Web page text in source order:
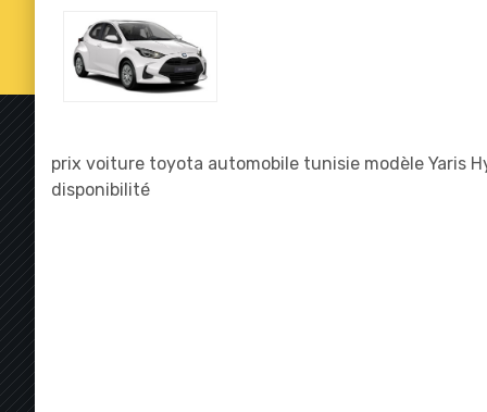
prix voiture toyota automobile tunisie modèle Yaris
disponibilité